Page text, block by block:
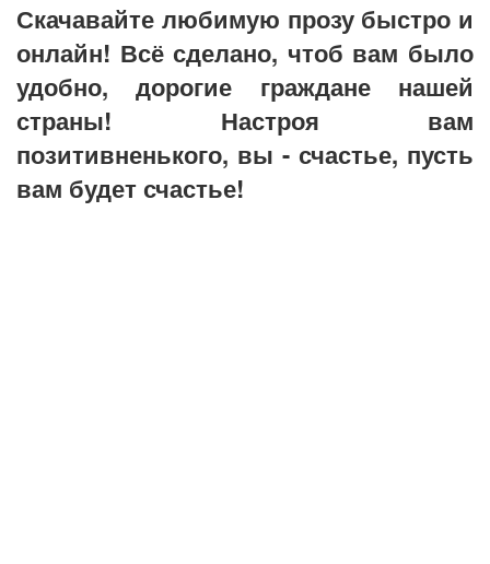
Скачавайте любимую прозу быстро и
онлайн! Всё сделано, чтоб вам было
удобно, дорогие граждане нашей
страны! Настроя вам
позитивненького, вы - счастье, пусть
вам будет счастье!